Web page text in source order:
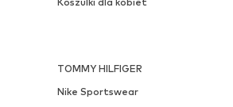
TOMMY HILFIGER
Nike Sportswear